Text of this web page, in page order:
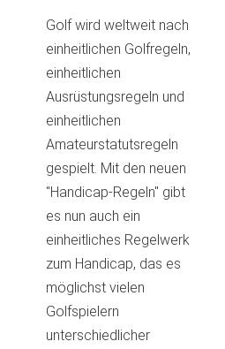
Golf wird weltweit nach
einheitlichen Golfregeln,
einheitlichen
Ausrüstungsregeln und
einheitlichen
Amateurstatutsregeln
gespielt. Mit den neuen
"Handicap-Regeln" gibt
es nun auch ein
einheitliches Regelwerk
zum Handicap, das es
möglichst vielen
Golfspielern
unterschiedlicher